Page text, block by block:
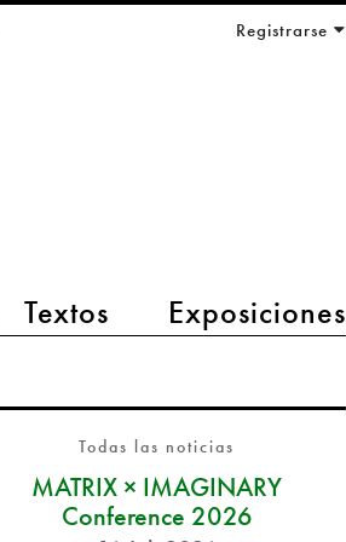
Textos Exposiciones
Registrarse
Todas las noticias
MATRIX × IMAGINARY
Conference 2026